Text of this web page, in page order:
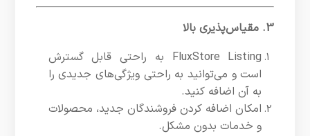
3. مقیاس‌پذیری بالا
FluxStore Listing به راحتی قابل گسترش
است و می‌توانید به راحتی ویژگی‌های جدیدی را
به آن اضافه کنید.
امکان اضافه کردن فروشندگان جدید، محصولات
و خدمات بدون مشکل.